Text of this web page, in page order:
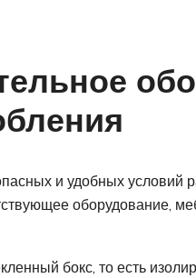
и удобных условий
оборудование,
бокс, то есть